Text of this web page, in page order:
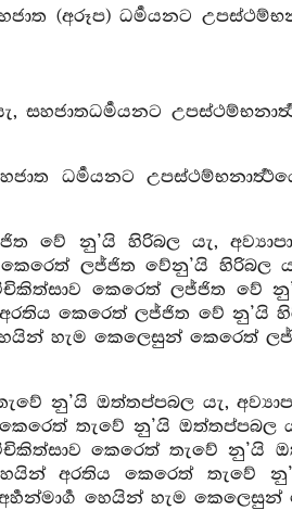
(අරූප) ධර්‍මයනට
ධර්‍මයනට
නු’යි හිරිබල යැ,
ලජ්ජිත වේනු’යි හිරිබල
කෙරෙත් ලජ්ජිත වේ
කෙරෙත් ලජ්ජිත වේ නු’යි
හැම කෙලෙසුන් කෙරෙත්
නු’යි ඔත්තප්පබල යැ,
තැවේ නු’යි ඔත්තප්පබල
කෙරෙත් තැවේ නු’යි
අරතිය කෙරෙත් තැවේ
හෙයින් හැම කෙලෙසුන්